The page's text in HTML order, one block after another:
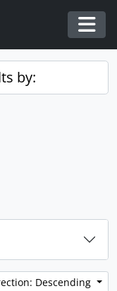
by:
Descending